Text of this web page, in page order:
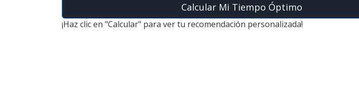
Calcular Mi Tiempo Óptimo
¡Haz clic en "Calcular" para ver tu recomendación personalizada!